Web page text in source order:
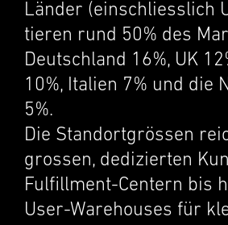
Länder (einschliesslich
tieren rund 50% des
Deutsch­land 16%, UK
10%, Italien 7% und die
5%.
Die Standort­grössen
grossen, dedizierten
Fulfillment-Centern bis
User-Warehouses für